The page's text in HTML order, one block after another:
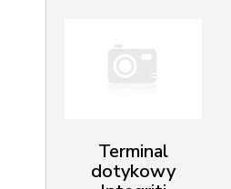
Terminal
dotykowy